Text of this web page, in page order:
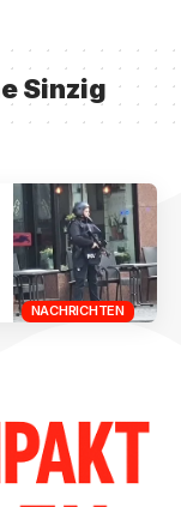
Sinzig
NACHRICHTEN